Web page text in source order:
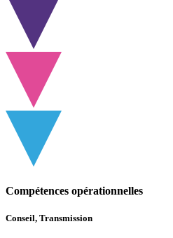
Compétences opérationnelles
Conseil, Transmission